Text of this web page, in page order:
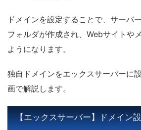
ドメインを設定することで、サーバ
フォルダが作成され、Webサイトや
ようになります。
独自ドメインをエックスサーバーに
画で解説します。
【エックスサーバー】ドメイン